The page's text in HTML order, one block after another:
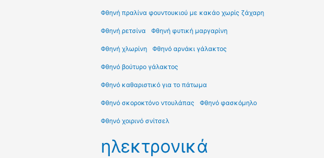
Φθηνή πραλίνα φουντουκιού με κακάο χωρίς ζάχαρη
Φθηνή ρετσίνα Φθηνή φυτική μαργαρίνη
Φθηνή χλωρίνη Φθηνό αρνάκι γάλακτος
Φθηνό βούτυρο γάλακτος
Φθηνό καθαριστικό για το πάτωμα
Φθηνό σκοροκτόνο ντουλάπας Φθηνό φασκόμηλο
Φθηνό χοιρινό σνίτσελ
ηλεκτρονικά